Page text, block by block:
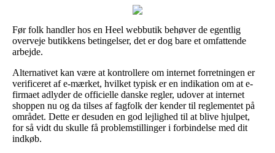
Før folk handler hos en Heel webbutik behøver de egentlig
overveje butikkens betingelser, det er dog bare et omfattende
arbejde.
Alternativet kan være at kontrollere om internet forretningen er
verificeret af e-mærket, hvilket typisk er en indikation om at e-
firmaet adlyder de officielle danske regler, udover at internet
shoppen nu og da tilses af fagfolk der kender til reglementet på
området. Dette er desuden en god lejlighed til at blive hjulpet,
for så vidt du skulle få problemstillinger i forbindelse med dit
indkøb.